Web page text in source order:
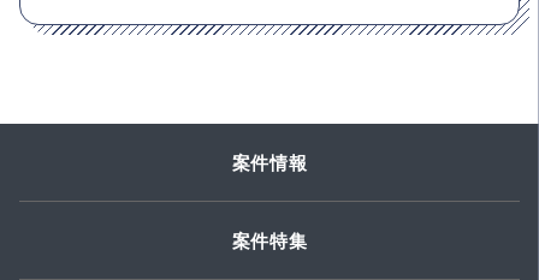
案件情報
案件特集